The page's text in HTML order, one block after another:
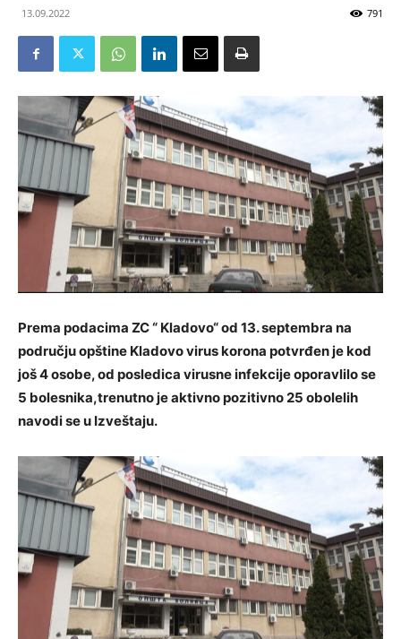
13.09.2022 791
Prema podacima ZC “ Kladovo“ od 13. septembra na
području opštine Kladovo virus korona potvrđen je kod
još 4 osobe, od posledica virusne infekcije oporavlilo se
5 bolesnika,trenutno je aktivno pozitivno 25 obolelih
navodi se u Izveštaju.